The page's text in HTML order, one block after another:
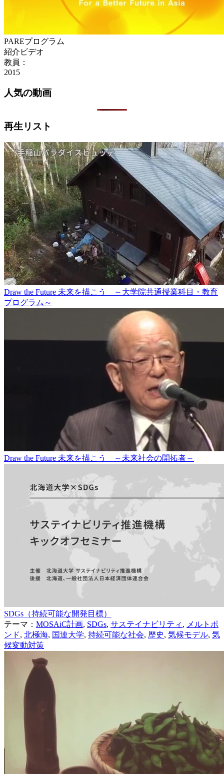
PAREプログラム
紹介ビデオ
教員：
2015
人気の動画
再生リスト
Draw the Future 未来を描こう ～大学院共通授業科目・教育
プログラム～
Draw the Future 未来を描こう ～未来社会の開拓者～
SDGs（持続可能な開発目標）
テーマ： MOSAiC計画, SDGs, サステイナビリティ , メルトポ
ンド, 北極海, 国連大学, 持続可能な社会, 歴史, 気候モデル, 気
候変動対策